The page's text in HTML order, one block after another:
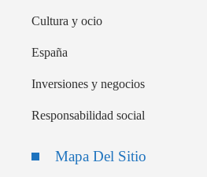
Cultura y ocio
España
Inversiones y negocios
Responsabilidad social
Mapa Del Sitio